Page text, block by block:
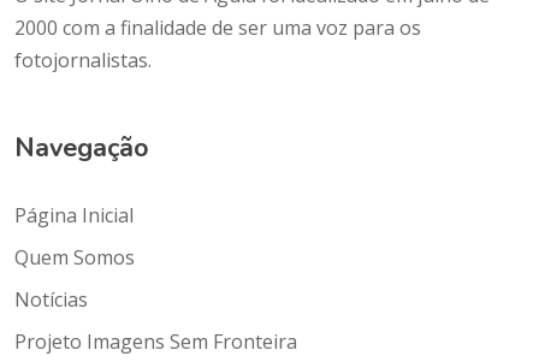
2000 com a finalidade de ser uma voz para os
fotojornalistas.
Navegação
Página Inicial
Quem Somos
Notícias
Projeto Imagens Sem Fronteira